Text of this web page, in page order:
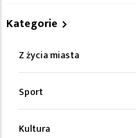
Kategorie
Z życia miasta
Sport
Kultura